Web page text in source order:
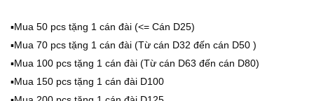
▪️Mua 50 pcs tặng 1 cán đài (<= Cán D25)
▪️Mua 70 pcs tặng 1 cán đài (Từ cán D32 đến cán D50 )
▪️Mua 100 pcs tặng 1 cán đài (Từ cán D63 đến cán D80)
▪️Mua 150 pcs tặng 1 cán đài D100